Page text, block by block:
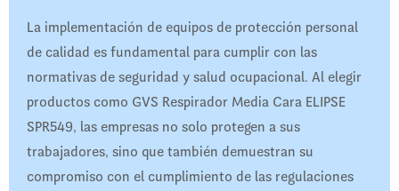
La implementación de equipos de protección personal
de calidad es fundamental para cumplir con las
normativas de seguridad y salud ocupacional. Al elegir
productos como GVS Respirador Media Cara ELIPSE
SPR549, las empresas no solo protegen a sus
trabajadores, sino que también demuestran su
compromiso con el cumplimiento de las regulaciones